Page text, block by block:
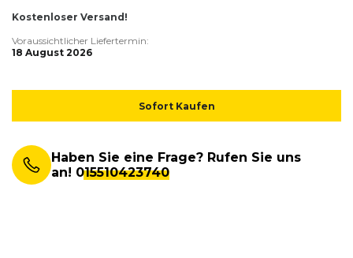
Kostenloser Versand!
Voraussichtlicher Liefertermin:
18 August 2026
Sofort Kaufen
Haben Sie eine Frage? Rufen Sie uns
an! 015510423740